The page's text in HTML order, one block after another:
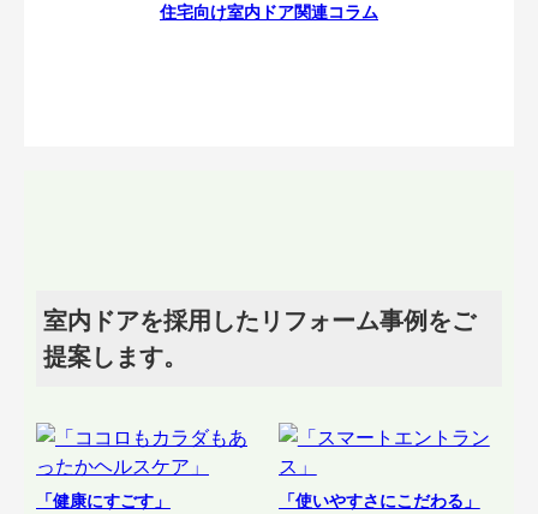
住宅向け室内ドア関連コラム
室内ドアを採用したリフォーム事例をご
提案します。
「健康にすごす」 「使いやすさにこだわる」